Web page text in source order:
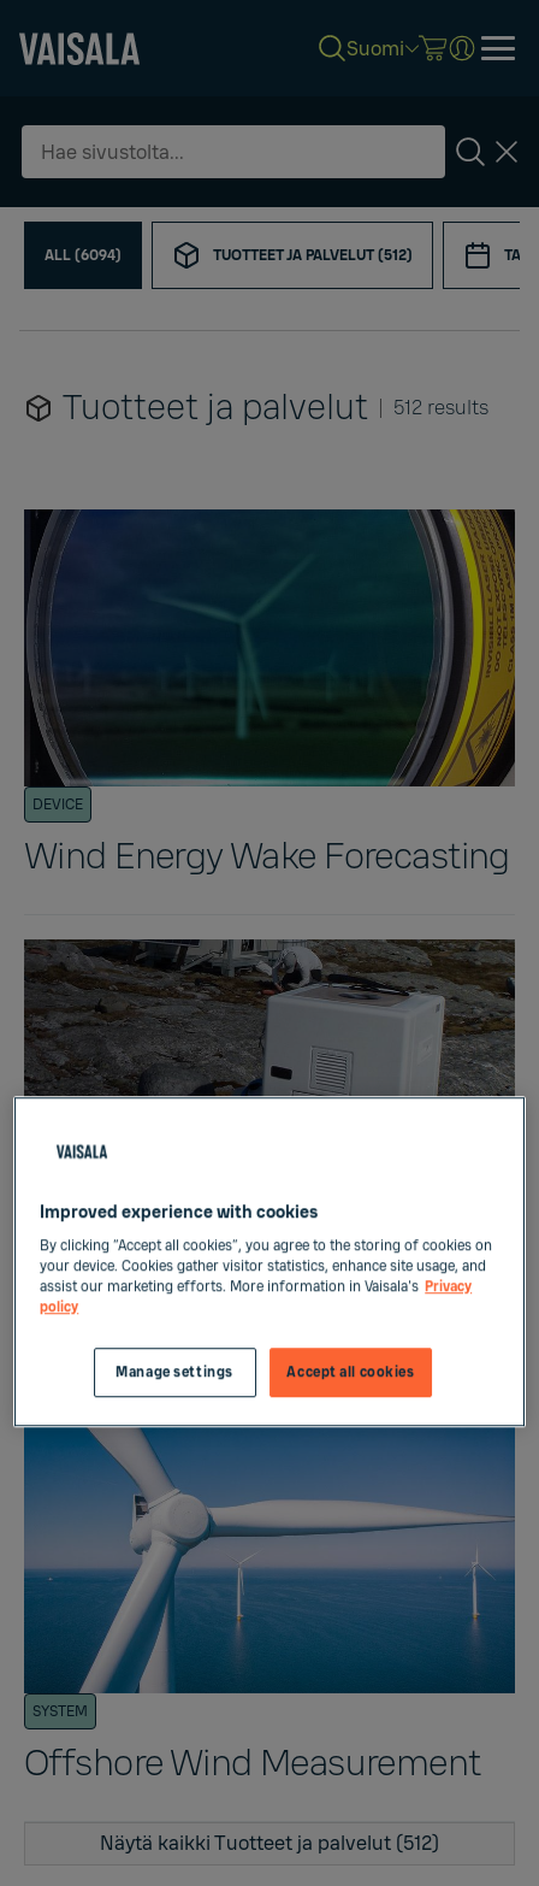
main
content
hakutuloksia
Etsi
Suomi
ALL (6094) TUOTTEET JA PALVELUT (512)
Tuotteet ja palvelut 512 results
DEVICE
Wind Energy Wake Forecasting
Wind Energy Wind Resource
SYSTEM
Offshore Wind Measurement
Näytä kaikki Tuotteet ja palvelut (512)
Improved experience with cookies
By clicking “Accept all cookies”, you agree to the storing of cookies on
your device. Cookies gather visitor statistics, enhance site usage, and
assist our marketing efforts. More information in Vaisala's Privacy
policy
Accept all cookies
Manage settings